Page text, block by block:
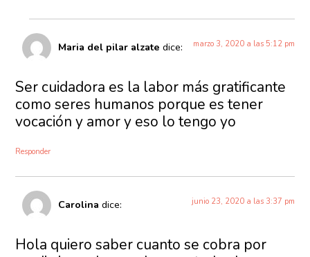
Maria del pilar alzate dice: marzo 3, 2020 a las 5:12 pm
Ser cuidadora es la labor más gratificante
como seres humanos porque es tener
vocación y amor y eso lo tengo yo
Responder
Carolina dice: junio 23, 2020 a las 3:37 pm
Hola quiero saber cuanto se cobra por